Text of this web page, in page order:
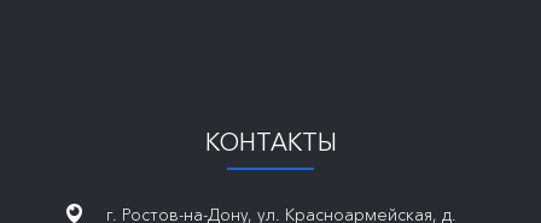
КОНТАКТЫ
г. Ростов-на-Дону, ул. Красноармейская, д.